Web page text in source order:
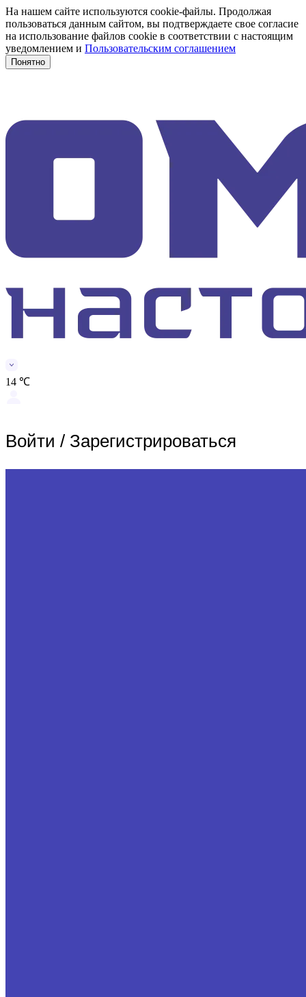
На нашем сайте используются cookie-файлы. Продолжая
пользоваться данным сайтом, вы подтверждаете свое согласие
на использование файлов cookie в соответствии с настоящим
уведомлением и Пользовательским соглашением
Понятно
14 ℃
Войти / Зарегистрироваться